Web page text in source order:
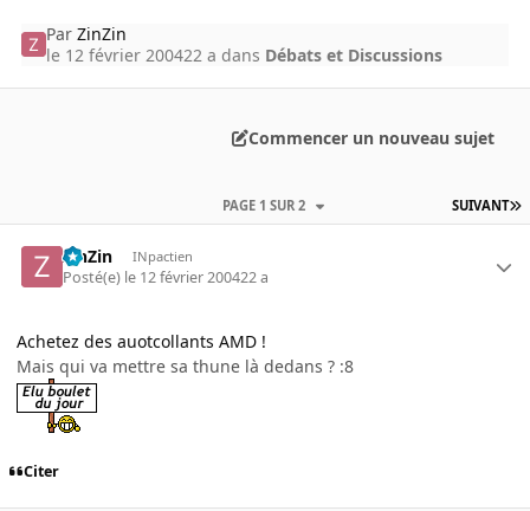
ParZinZin
le 12 février 200422 a dans Débats et Discussions
Commencer un nouveau sujet
SUIVANT
PAGE 1 SUR 2
ZinZin INpactien
Posté(e) le 12 février 200422 a
Achetez des auotcollants AMD !
Mais qui va mettre sa thune là dedans ? :8
Citer